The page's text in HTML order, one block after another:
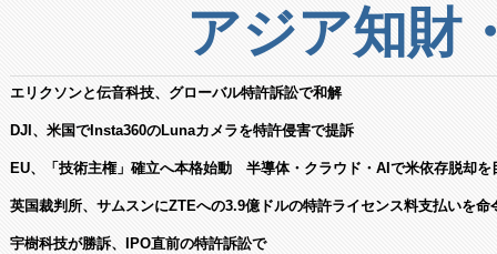
アジア知財
エリクソンと伝音科技、グローバル特許訴訟で和解
DJI、米国でInsta360のLunaカメラを特許侵害で提訴
EU、「技術主権」確立へ本格始動 半導体・クラウド・AIで米依存脱却を
英国裁判所、サムスンにZTEへの3.9億ドルの特許ライセンス料支払いを命
宇樹科技が勝訴、IPO直前の特許訴訟で